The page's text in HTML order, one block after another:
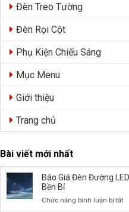
Đèn Treo Tường
Đèn Rọi Cột
Phụ Kiện Chiếu Sáng
Mục Menu
Giới thiệu
Trang chủ
Bài viết mới nhất
Báo Giá Đèn Đường
Bền Bỉ
Chức năng bình luận bị tắtở